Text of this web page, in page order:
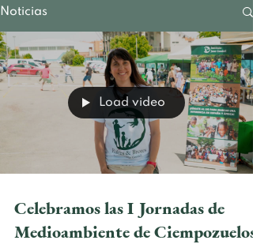
Noticias
Load video
Celebramos las I Jornadas de
Medioambiente de Ciempozuelos